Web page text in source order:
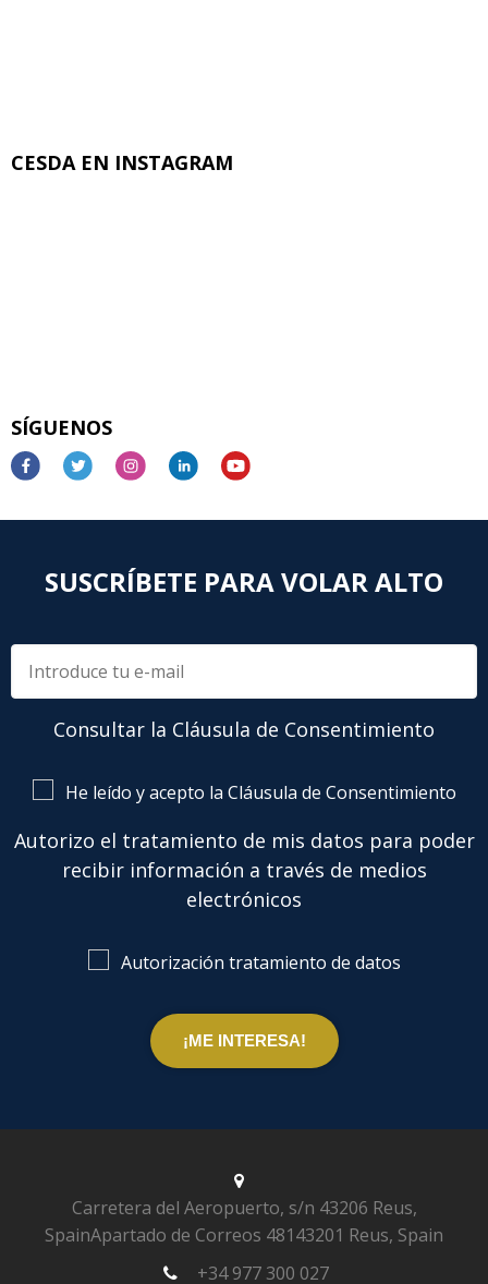
CESDA EN INSTAGRAM
SÍGUENOS
SUSCRÍBETE PARA VOLAR ALTO
Consultar la Cláusula de Consentimiento
He leído y acepto la Cláusula de Consentimiento
Autorizo el tratamiento de mis datos para poder
recibir información a través de medios
electrónicos
Autorización tratamiento de datos
Carretera del Aeropuerto, s/n 43206 Reus,
SpainApartado de Correos 48143201 Reus, Spain
+34 977 300 027